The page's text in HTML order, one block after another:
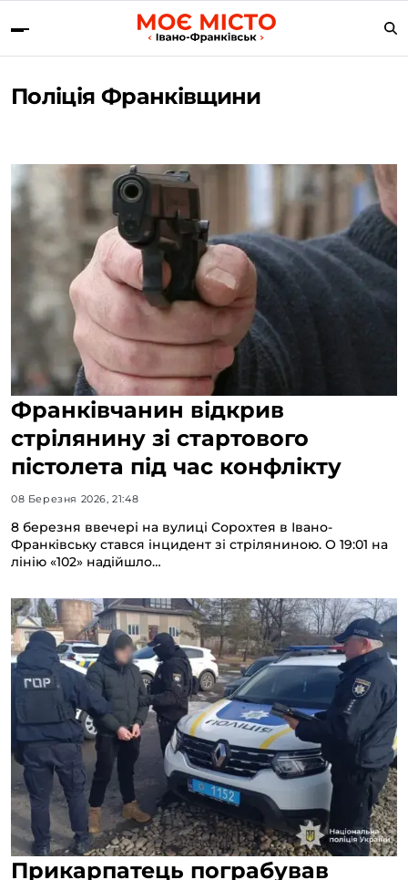
Поліція Франківщини
Франківчанин відкрив
стрілянину зі стартового
пістолета під час конфлікту
08 Березня 2026, 21:48
8 березня ввечері на вулиці Сорохтея в Івано-
Франківську стався інцидент зі стріляниною. О 19:01 на
лінію «102» надійшло…
Прикарпатець пограбував